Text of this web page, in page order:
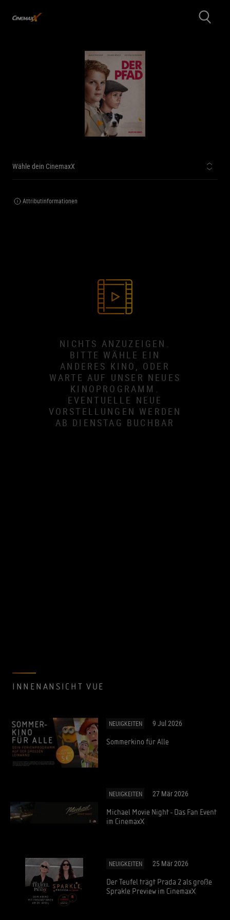
Wähle dein CinemaxX
Attributinformationen
NICHTS ANZUZEIGEN.
BITTE WÄHLE EIN
ANDERES KINO, ODER
WARTE AUF UNSER NEUES
KINOPROGRAMM.
EVENTUELLE NEUE
VORSTELLUNGEN WERDEN
AB DIENSTAG BUCHBAR
INNENANSICHT VUE
NEUIGKEITEN 9 Jul 2026
Sommerkino für Alle
NEUIGKEITEN 27 Mär 2026
Michael Movie Night - Das Fan Event
im CinemaxX
NEUIGKEITEN 25 Mär 2026
Der Teufel trägt Prada 2 als große
Sprakle Preview im CinemaxX